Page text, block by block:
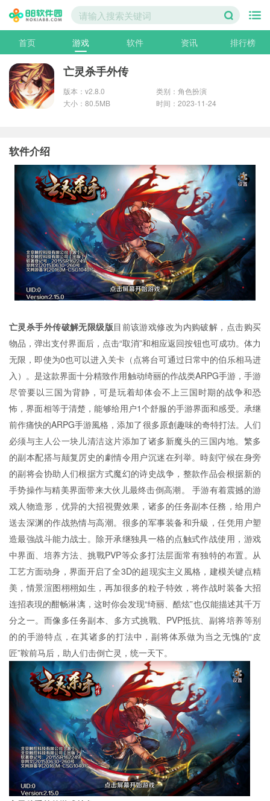
首页 游戏 软件 资讯 排行榜
亡灵杀手外传
版本：v2.8.0
类别：角色扮演
大小：80.5MB
时间：2023-11-24
软件介绍
亡灵杀手外传破解无限级版目前该游戏修改为内购破解，点击购买
物品，弹出支付界面后，点击“取消”和相应返回按钮也可成功。体力
无限，即使为0也可以进入关卡（点将台可通过日常中的伯乐相马进
入）。是这款界面十分精致作用触动绮丽的作战类ARPG手游，手游
尽管要以三国为背静，可是玩着却体会不上三国时期的战争和恐
怖，界面相等于清楚，能够给用户1个舒服的手游界面和感受。承继
前作痛快的ARPG手游風格，添加了很多原創趣味的奇特打法。人们
必须与主人公一块儿清洁这片添加了诸多新魔头的三国内地。繁多
的副本配搭与颠复厉史的劇情令用户沉迷在列举。時刻守候在身旁
的副将会协助人们根据方式魔幻的诗史战争，整款作品会根据新的
手势操作与精美界面带来大伙儿最终击倒高潮。 手游有着震撼的游
戏人物造形，优异的大招視覺效果，诸多的任务副本任務，给用户
送去深渊的作战热情与高潮。很多的军事装备和升級，任凭用户塑
造最強战斗能力战士。除开承继独具一格的点触式作战使用，游戏
中界面、培养方法、挑戰PVP等众多打法层面常有独特的布置。从
工艺方面动身，界面开启了全3D的超现实主义風格，建模关键点精
美，情景渲图栩栩如生，再加很多的粒子特效，将作战时装备大招
连招表現的酣畅淋漓，这时你会发现“绮丽、酷炫”也仅能描述其千万
分之一。而像多任务副本、多方式挑戰、PVP抵抗、副将培养等别
的的手游特点，在其诸多的打法中，副将体系做为当之无愧的“皮
匠”鞍前马后，助人们击倒亡灵，统一天下。